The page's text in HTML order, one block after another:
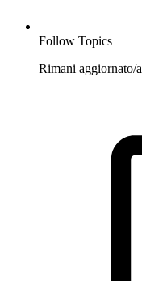
Follow Topics
Rimani aggiornato/